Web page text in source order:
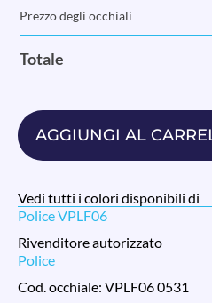
Prezzo degli occhiali
Totale
AGGIUNGI AL
Vedi tutti i colori disponibili di
Police VPLF06
Rivenditore autorizzato
Police
Cod. occhiale: VPLF06 0531